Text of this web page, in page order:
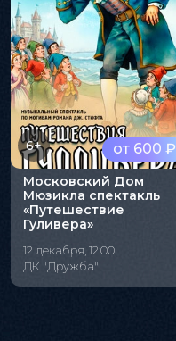
от 600 ₽
6+
Московский Дом
Мюзикла спектакль
«Путешествие
Гуливера»
12 декабря, 12:00
ДК "Дружба"